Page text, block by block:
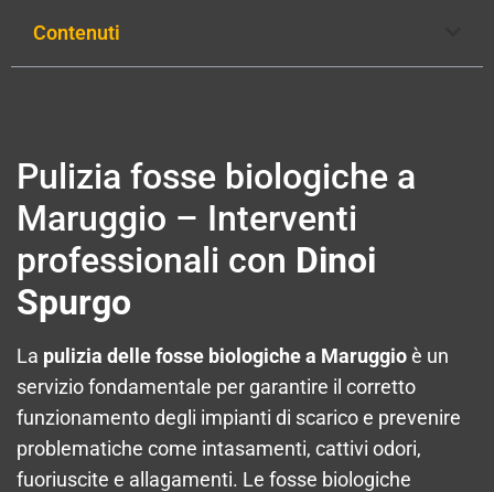
Contenuti
Pulizia fosse biologiche a
Maruggio – Interventi
professionali con Dinoi
Spurgo
La pulizia delle fosse biologiche a Maruggioè un
servizio fondamentale per garantire il corretto
funzionamento degli impianti di scarico e prevenire
problematiche come intasamenti, cattivi odori,
fuoriuscite e allagamenti. Le fosse biologiche